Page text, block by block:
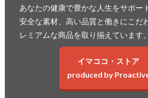
あなたの健康で豊かな人生をサポー
安全な素材、高い品質と働きにこだ
レミアムな商品を取り揃えています。
イマココ・ストア
produced by